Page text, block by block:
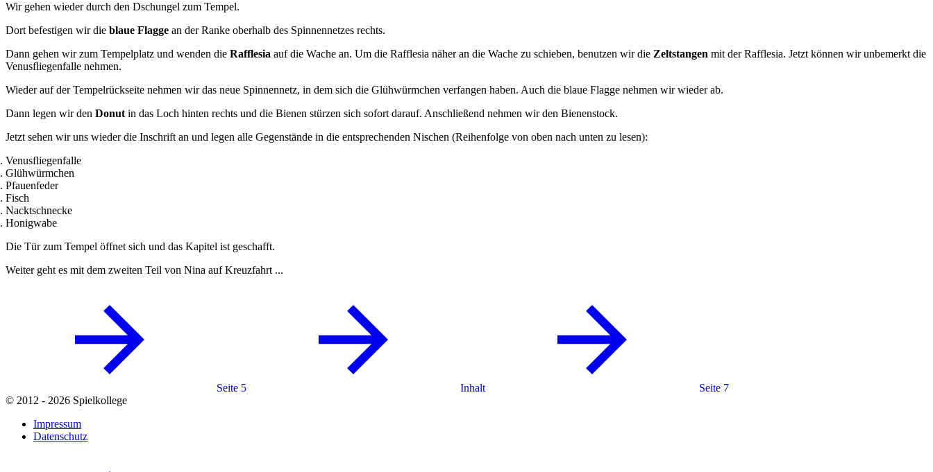
Wir gehen wieder durch den Dschungel zum Tempel.
Dort befestigen wir die blaue Flagge an der Ranke oberhalb des Spinnennetzes rechts.
Dann gehen wir zum Tempelplatz und wenden die Rafflesia auf die Wache an. Um die Rafflesia näher an die Wache zu schieben, benutzen wir die Zeltstangen mit der Rafflesia. Jetzt können wir unbemerkt die
Venusfliegenfalle nehmen.
Wieder auf der Tempelrückseite nehmen wir das neue Spinnennetz, in dem sich die Glühwürmchen verfangen haben. Auch die blaue Flagge nehmen wir wieder ab.
Dann legen wir den Donut in das Loch hinten rechts und die Bienen stürzen sich sofort darauf. Anschließend nehmen wir den Bienenstock.
Jetzt sehen wir uns wieder die Inschrift an und legen alle Gegenstände in die entsprechenden Nischen (Reihenfolge von oben nach unten zu lesen):
Venusfliegenfalle
Glühwürmchen
Pfauenfeder
Fisch
Nacktschnecke
Honigwabe
Die Tür zum Tempel öffnet sich und das Kapitel ist geschafft.
Weiter geht es mit dem zweiten Teil von Nina auf Kreuzfahrt ...
Seite 5 Inhalt
Seite 7
© 2012 - 2026 Spielkollege
Impressum
Datenschutz